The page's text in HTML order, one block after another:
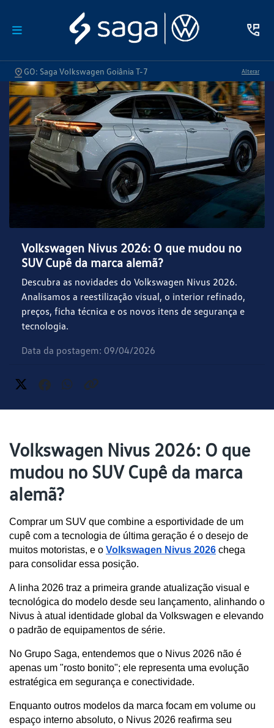
GO: Saga Volkswagen Goiânia T-7 Alterar
Volkswagen Nivus 2026: O que mudou no
SUV Cupê da marca alemã?
Descubra as novidades do Volkswagen Nivus 2026.
Analisamos a reestilização visual, o interior refinado,
preços, ficha técnica e os novos itens de segurança e
tecnologia.
Data da postagem: 09/04/2026
Volkswagen Nivus 2026: O que
mudou no SUV Cupê da marca
alemã?
Comprar um SUV que combine a esportividade de um
cupê com a tecnologia de última geração é o desejo de
muitos motoristas, e o Volkswagen Nivus 2026 chega
para consolidar essa posição.
A linha 2026 traz a primeira grande atualização visual e
tecnológica do modelo desde seu lançamento, alinhando o
Nivus à atual identidade global da Volkswagen e elevando
o padrão de equipamentos de série.
No Grupo Saga, entendemos que o Nivus 2026 não é
apenas um "rosto bonito"; ele representa uma evolução
estratégica em segurança e conectividade.
Enquanto outros modelos da marca focam em volume ou
espaço interno absoluto, o Nivus 2026 reafirma seu